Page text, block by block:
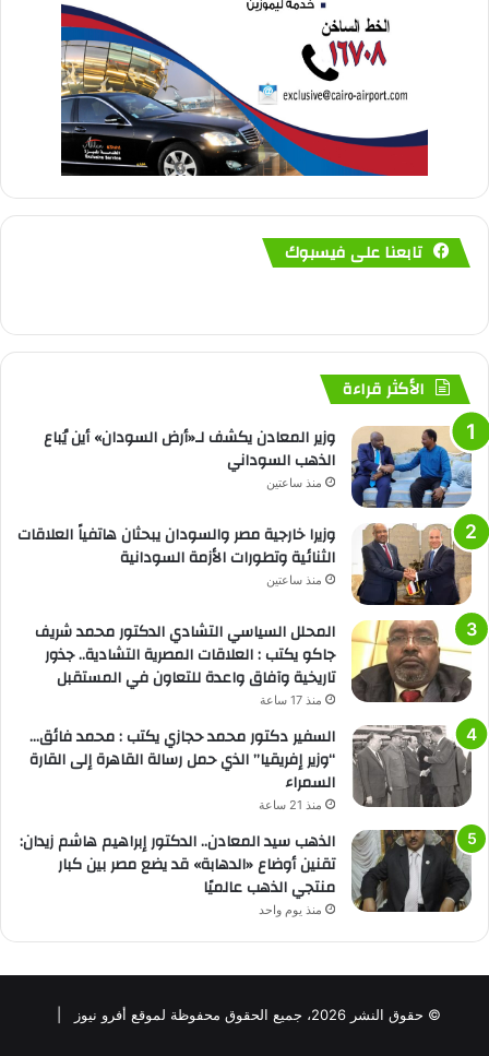
تابعنا على فيسبوك
الأكثر قراءة
وزير المعادن يكشف لـ«أرض السودان» أين يُباع
الذهب السوداني
منذ ساعتين
وزيرا خارجية مصر والسودان يبحثان هاتفياً العلاقات
الثنائية وتطورات الأزمة السودانية
منذ ساعتين
المحلل السياسي التشادي الدكتور محمد شريف
جاكو يكتب : العلاقات المصرية التشادية.. جذور
تاريخية وآفاق واعدة للتعاون في المستقبل
منذ 17 ساعة
السفير دكتور محمد حجازي يكتب : محمد فائق…
“وزير إفريقيا” الذي حمل رسالة القاهرة إلى القارة
السمراء
منذ 21 ساعة
الذهب سيد المعادن.. الدكتور إبراهيم هاشم زيدان:
تقنين أوضاع «الدهابة» قد يضع مصر بين كبار
منتجي الذهب عالميًا
منذ يوم واحد
© حقوق النشر 2026، جميع الحقوق محفوظة لموقع أفرو نيوز |